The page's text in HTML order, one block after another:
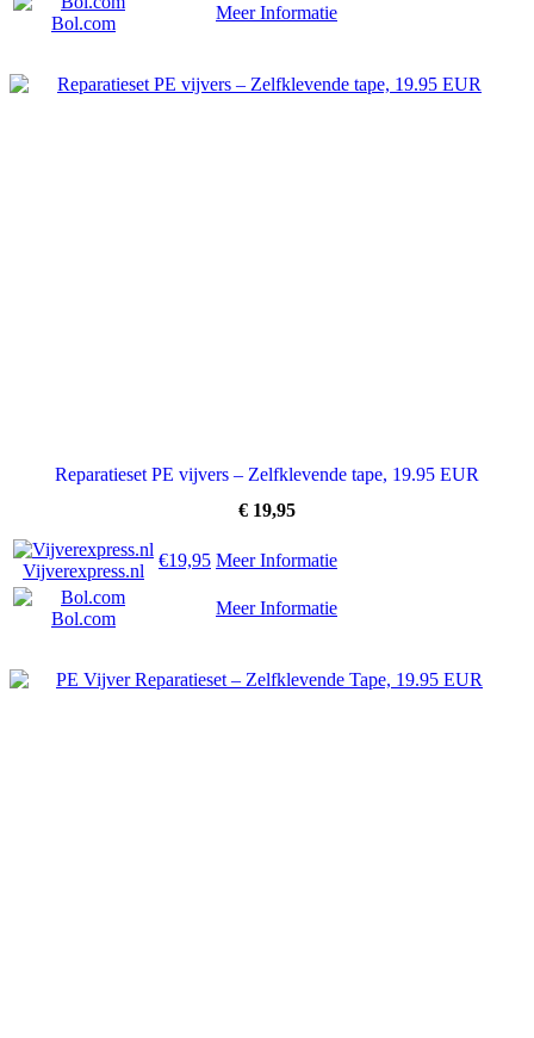
Bol.com
Meer Informatie
Reparatieset PE vijvers – Zelfklevende tape, 19.95 EUR
€ 19,95
Vijverexpress.nl
€19,95 Meer Informatie
Bol.com
Meer Informatie